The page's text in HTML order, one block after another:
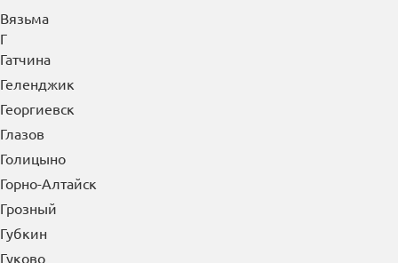
Г
Гатчина
Геленджик
Георгиевск
Глазов
Голицыно
Горно-Алтайск
Грозный
Губкин
Гуково
Гусь-Хрустальный